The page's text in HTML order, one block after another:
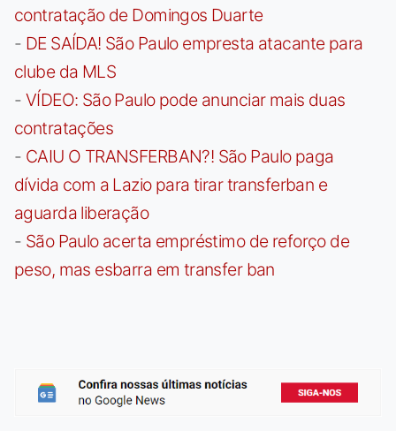
contratação de Domingos Duarte
- DE SAÍDA! São Paulo empresta atacante para
clube da MLS
- VÍDEO: São Paulo pode anunciar mais duas
contratações
- CAIU O TRANSFERBAN?! São Paulo paga
dívida com a Lazio para tirar transferban e
aguarda liberação
- São Paulo acerta empréstimo de reforço de
peso, mas esbarra em transfer ban